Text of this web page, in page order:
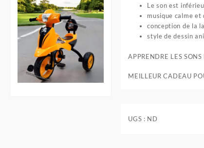
Le son est
musique calme et
conception de la
style de dessin
APPRENDRE LES
MEILLEUR CADEAU
UGS : ND